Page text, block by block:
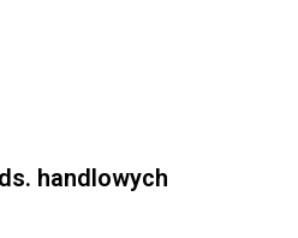
handlowych